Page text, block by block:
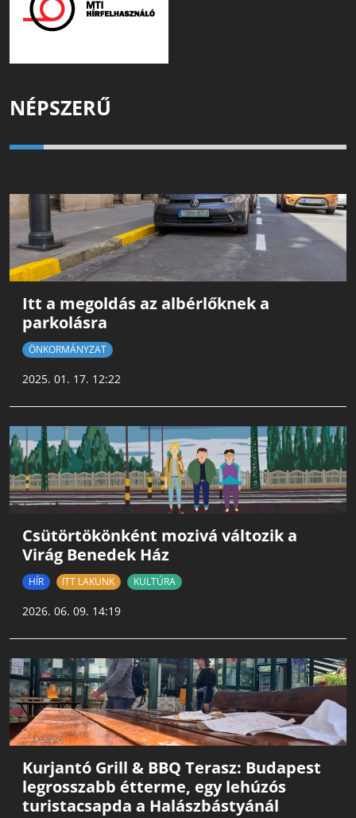
NÉPSZERŰ
Itt a megoldás az albérlőknek a
parkolásra
ÖNKORMÁNYZAT
2025. 01. 17. 12:22
Csütörtökönként mozivá változik a
Virág Benedek Ház
HÍR ITT LAKUNK KULTÚRA
2026. 06. 09. 14:19
Kurjantó Grill & BBQ Terasz: Budapest
legrosszabb étterme, egy lehúzós
turistacsapda a Halászbástyánál